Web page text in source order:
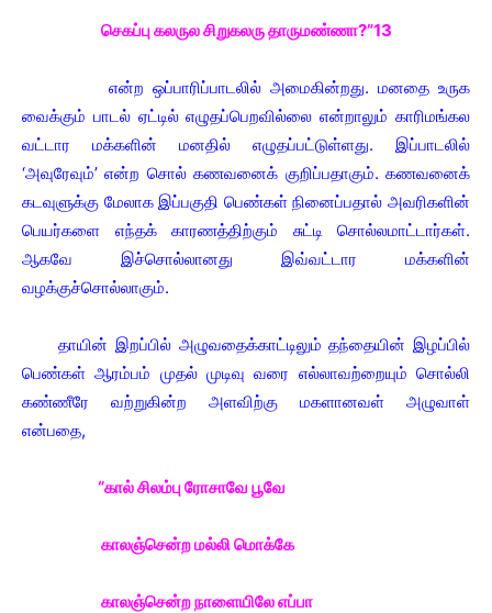
செகப்பு கலருல சிறுகலரு தாருமண்ணா?”13
என்ற ஒப்பாரிப்பாடலில் அமைகின்றது. மனதை உருக
வைக்கும் பாடல் ஏட்டில் எழுதப்பெறவில்லை என்றாலும் காரிமங்கல
வட்டார மக்களின் மனதில் எழுதப்பட்டுள்ளது. இப்பாடலில்
‘அவுரேவும்’ என்ற சொல் கணவனைக் குறிப்பதாகும். கணவனைக்
கடவுளுக்கு மேலாக இப்பகுதி பெண்கள் நினைப்பதால் அவரிகளின்
பெயர்களை எந்தக் காரணத்திற்கும் சுட்டி சொல்லமாட்டார்கள்.
ஆகவே இச்சொல்லானது இவ்வட்டார மக்களின்
வழக்குச்சொல்லாகும்.
தாயின் இறப்பில் அழுவதைக்காட்டிலும் தந்தையின் இழப்பில்
பெண்கள் ஆரம்பம் முதல் முடிவு வரை எல்லாவற்றையும் சொல்லி
கண்ணீரே வற்றுகின்ற அளவிற்கு மகளானவள் அழுவாள்
என்பதை,
“கால் சிலம்பு ரோசாவே பூவே
காலஞ்சென்ற மல்லி மொக்கே
காலஞ்சென்ற நாளையிலே எப்பா